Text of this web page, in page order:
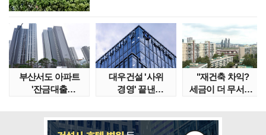
부산서도 아파트
'잔금대출
대우건설 '사위
경영' 끝낸
"재건축 차익?
세금이 더 무서워"